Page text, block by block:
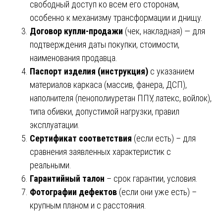
свободный доступ ко всем его сторонам,
особенно к механизму трансформации и днищу.
Договор купли-продажи (чек, накладная) — для
подтверждения даты покупки, стоимости,
наименования продавца.
Паспорт изделия (инструкция) с указанием
материалов каркаса (массив, фанера, ДСП),
наполнителя (пенополиуретан ППУ, латекс, войлок),
типа обивки, допустимой нагрузки, правил
эксплуатации.
Сертификат соответствия (если есть) – для
сравнения заявленных характеристик с
реальными.
Гарантийный талон – срок гарантии, условия.
Фотографии дефектов (если они уже есть) –
крупным планом и с расстояния.